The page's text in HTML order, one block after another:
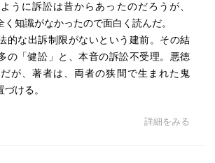
うに訴訟は昔からあったのだろうが、
く知識がなかったので面白く読んだ。
的な出訴制限がないという建前。その結
の「健訟」と、本音の訴訟不受理。悪徳
が、著者は、両者の狭間で生まれた鬼
ける。
詳細をみる